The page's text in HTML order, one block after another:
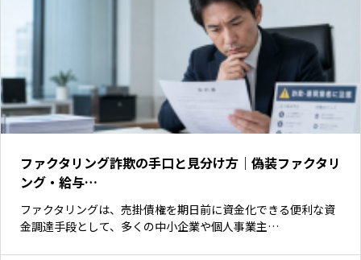
ファクタリング詐欺の手口と見分け方｜偽装ファクタリ
ング・給与…
ファクタリングは、売掛債権を期日前に資金化できる便利な資
金調達手段として、多くの中小企業や個人事業主…